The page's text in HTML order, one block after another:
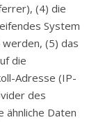
(4) die
System
(5) das
die
Adresse (IP-
des
ähnliche Daten